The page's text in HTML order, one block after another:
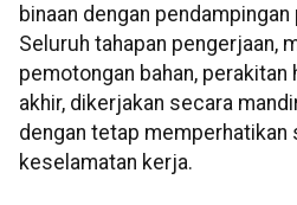
binaan dengan
Seluruh tahapan pengerjaan,
pemotongan bahan, perakitan
akhir, dikerjakan secara
dengan tetap memperhatikan
keselamatan kerja.